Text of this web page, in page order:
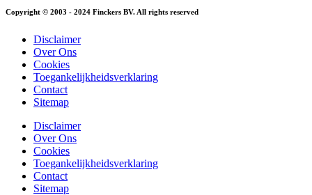
Copyright © 2003 - 2024 Finckers BV. All rights reserved
Disclaimer
Over Ons
Cookies
Toegankelijkheidsverklaring
Contact
Sitemap
Disclaimer
Over Ons
Cookies
Toegankelijkheidsverklaring
Contact
Sitemap